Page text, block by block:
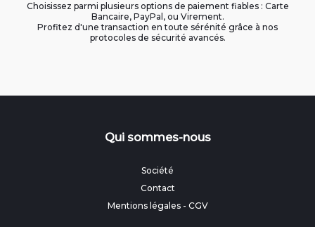
Choisissez parmi plusieurs options de paiement fiables : Carte
Bancaire, PayPal, ou Virement.
Profitez d'une transaction en toute sérénité grâce à nos
protocoles de sécurité avancés.
Qui sommes-nous
Société
Contact
Mentions légales- CGV